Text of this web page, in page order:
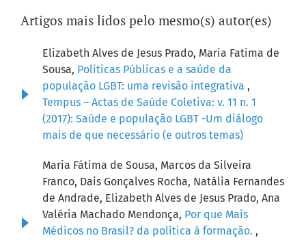
Artigos mais lidos pelo mesmo(s) autor(es)
Elizabeth Alves de Jesus Prado, Maria Fatima de
Sousa, Políticas Públicas e a saúde da
população LGBT: uma revisão integrativa ,
Tempus – Actas de Saúde Coletiva: v. 11 n. 1
(2017): Saúde e população LGBT -Um diálogo
mais de que necessário (e outros temas)
Maria Fátima de Sousa, Marcos da Silveira
Franco, Dais Gonçalves Rocha, Natália Fernandes
de Andrade, Elizabeth Alves de Jesus Prado, Ana
Valéria Machado Mendonça, Por que Mais
Médicos no Brasil? da política à formação. ,